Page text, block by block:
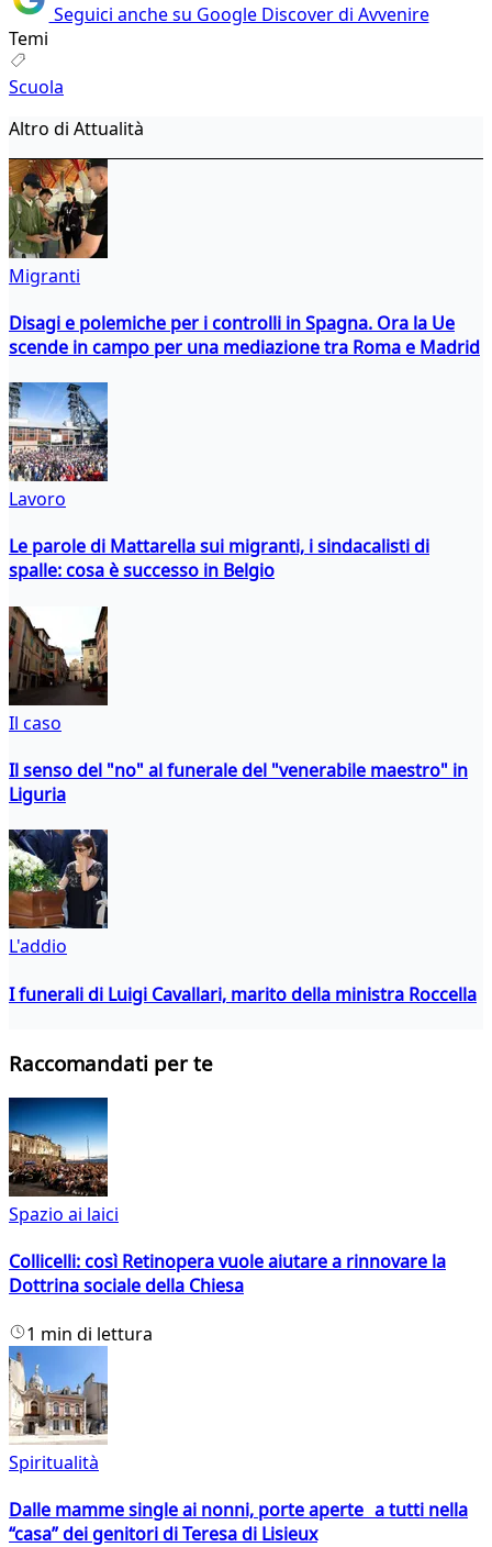
Seguici anche su Google Discover di Avvenire
Temi
Scuola
Altro di Attualità
Migranti
Disagi e polemiche per i controlli in Spagna. Ora la Ue
scende in campo per una mediazione tra Roma e Madrid
Lavoro
Le parole di Mattarella sui migranti, i sindacalisti di
spalle: cosa è successo in Belgio
Il caso
Il senso del "no" al funerale del "venerabile maestro" in
Liguria
L'addio
I funerali di Luigi Cavallari, marito della ministra Roccella
Raccomandati per te
Spazio ai laici
Collicelli: così Retinopera vuole aiutare a rinnovare la
Dottrina sociale della Chiesa
1 min di lettura
Spiritualità
Dalle mamme single ai nonni, porte aperte a tutti nella
“casa” dei genitori di Teresa di Lisieux